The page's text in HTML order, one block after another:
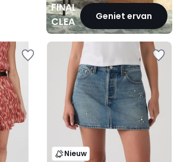
FINAL
CLEARANCEGeniet ervan
Nieuw